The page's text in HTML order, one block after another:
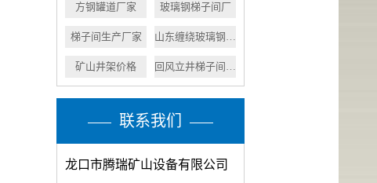
方钢罐道厂家 玻璃钢梯子间厂
梯子间生产厂家 山东缠绕玻璃钢水罐
矿山井架价格 回风立井梯子间价格
联系我们
龙口市腾瑞矿山设备有限公司